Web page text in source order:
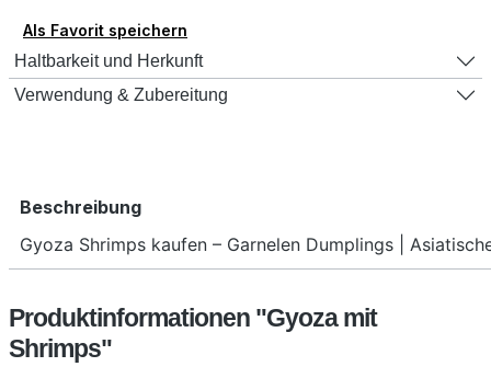
Als Favorit speichern
Haltbarkeit und Herkunft
Verwendung & Zubereitung
Beschreibung
Gyoza Shrimps kaufen – Garnelen Dumplings |
Produktinformationen "Gyoza mit
Shrimps"